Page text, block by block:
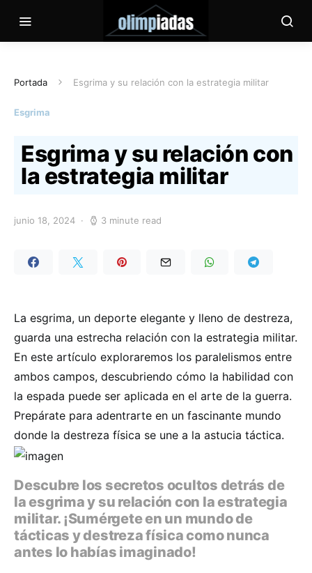
Portada Esgrima y su relación con la estrategia militar
Esgrima
Esgrima y su relación con
la estrategia militar
junio 18, 2024 3 minute read
La esgrima, un deporte elegante y lleno de destreza,
guarda una estrecha relación con la estrategia militar.
En este artículo exploraremos los paralelismos entre
ambos campos, descubriendo cómo la habilidad con
la espada puede ser aplicada en el arte de la guerra.
Prepárate para adentrarte en un fascinante mundo
donde la destreza física se une a la astucia táctica.
Descubre los secretos ocultos detrás de
la esgrima y su relación con la estrategia
militar. ¡Sumérgete en un mundo de
tácticas y destreza física como nunca
antes lo habías imaginado!